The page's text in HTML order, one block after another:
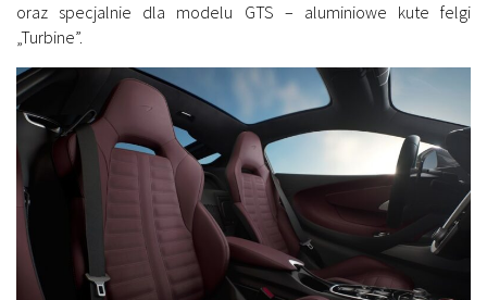
oraz specjalnie dla modelu GTS – aluminiowe kute felgi
„Turbine”.